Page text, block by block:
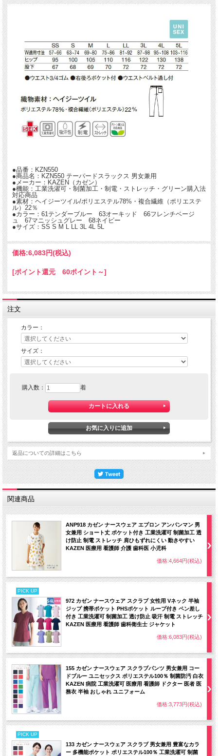
●フロントのタックデザインできちんと感をプラス。
●右後ろにポケット付。
●ウエスト3/4ゴム
●右後ろポケット付
●ウエストベルト通し付
●品番：KZN550
●商品名：KZN550 テーパードスラックス 男女兼用
●メーカー：KAZEN（カゼン）
●機能：工業洗濯可・制菌加工・制電・ストレッチ・グリーン購入法
対応商品
●素材：ヘイジーツイル/ポリエステル78%・複合繊維（ポリエステ
ル）22％
●カラー：61テンダーブルー 63オーキッド 66フレンチベージ
ュ 67マニッシュグレー 68ネイビー
●サイズ：SS S M L LL 3L 4L 5L
価格:6,083円(税込)
[ポイント還元 60ポイント～]
注文
カラー：
サイズ：
購入数： 着
返品についての詳細はこちら
関連商品
ANP918 カゼン ナースウェア エプロン アンパンマン 男
女兼用 ショート丈 ポケット付き 工業洗濯可 制菌加工 透
け防止 制電 ストレッチ 肩ひもずれにくい 動きやすい
KAZEN 医療用 看護師 介護 歯科医 小児科
価格:4,664円(税込)
PICK UP
972 カゼン ナースウェア スクラブ 女性用 Vネック 半袖
ジップ 携帯ポケット PHSポケット ループ付き ペン差し
付き 工業洗濯可 制菌加工 透け防止 吸汗 制電 ストレッチ
KAZEN 医療用 看護師 歯科衛生士 ジャケット
価格:6,083円(税込)
155 カゼン ナースウェア スクラブパンツ 男女兼用 コー
ドブルー ユニセックス ポリエステル100％ 制菌防汚 白衣
KAZEN 病院 工業洗濯可 医療用 看護師 ドクター 医者 医
務衣 半袖 おしゃれ ユニフォーム
価格:3,773円(税込)
PICK UP
133 カゼン ナースウェア スクラブ 男女兼用 豊富なカラ
ー 多機能ポケット ポリエステル100％ 工業洗濯可 制菌